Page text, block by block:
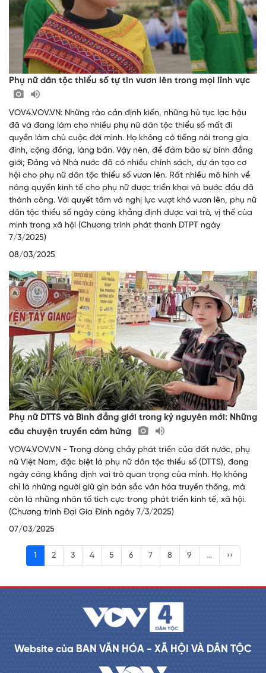
Phụ nữ dân tộc thiểu số tự tin vươn lên trong mọi lĩnh vực
VOV4.VOV.VN: Những rào cản định kiến, những hủ tục lạc hậu
đã và đang làm cho nhiều phụ nữ dân tộc thiểu số mất đi
quyền làm chủ cuộc đời mình. Họ không có tiếng nói trong gia
đình, cộng đồng, làng bản. Vậy nên, để đảm bảo sự bình đẳng
giới; Đảng và Nhà nước đã có nhiều chính sách, dự án tạo cơ
hội cho phụ nữ dân tộc thiểu số vươn lên. Rất nhiều mô hình về
nâng quyền kinh tế cho phụ nữ được triển khai và bước đầu đã
thành công. Với quyết tâm và nghị lực vượt khó vươn lên, phụ nữ
dân tộc thiểu số ngày càng khẳng định được vai trò, vị thế của
mình trong xã hội (Chương trình phát thanh DTPT ngày
7/3/2025)
08/03/2025
Phụ nữ DTTS và Bình đẳng giới trong kỷ nguyên mới: Những
câu chuyện truyền cảm hứng
VOV4.VOV.VN - Trong dòng chảy phát triển của đất nước, phụ
nữ Việt Nam, đặc biệt là phụ nữ dân tộc thiểu số (DTTS), đang
ngày càng khẳng định vai trò quan trọng của mình. Họ không
chỉ là những người giữ gìn bản sắc văn hóa truyền thống, mà
còn là những nhân tố tích cực trong phát triển kinh tế, xã hội.
(Chương trình Đại Gia Đình ngày 7/3/2025)
07/03/2025
1 2 3 4 5 6 7 8 9 … ››
Website của BAN VĂN HÓA - XÃ HỘI VÀ DÂN TỘC